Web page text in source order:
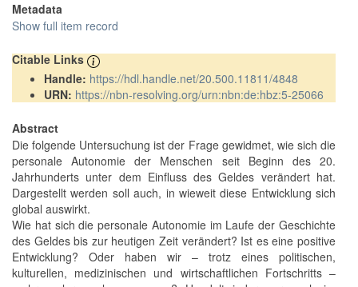
Metadata
Show full item record
Citable Links
Handle: https://hdl.handle.net/20.500.11811/4848
URN: https://nbn-resolving.org/urn:nbn:de:hbz:5-25066
Abstract
Die folgende Untersuchung ist der Frage gewidmet, wie sich die
personale Autonomie der Menschen seit Beginn des 20.
Jahrhunderts unter dem Einfluss des Geldes verändert hat.
Dargestellt werden soll auch, in wieweit diese Entwicklung sich
global auswirkt.
Wie hat sich die personale Autonomie im Laufe der Geschichte
des Geldes bis zur heutigen Zeit verändert? Ist es eine positive
Entwicklung? Oder haben wir – trotz eines politischen,
kulturellen, medizinischen und wirtschaftlichen Fortschritts –